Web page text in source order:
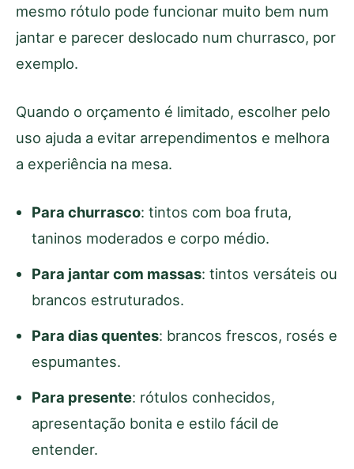
mesmo rótulo pode funcionar muito bem num
jantar e parecer deslocado num churrasco, por
exemplo.
Quando o orçamento é limitado, escolher pelo
uso ajuda a evitar arrependimentos e melhora
a experiência na mesa.
Para churrasco: tintos com boa fruta,
taninos moderados e corpo médio.
Para jantar com massas: tintos versáteis ou
brancos estruturados.
Para dias quentes: brancos frescos, rosés e
espumantes.
Para presente: rótulos conhecidos,
apresentação bonita e estilo fácil de
entender.